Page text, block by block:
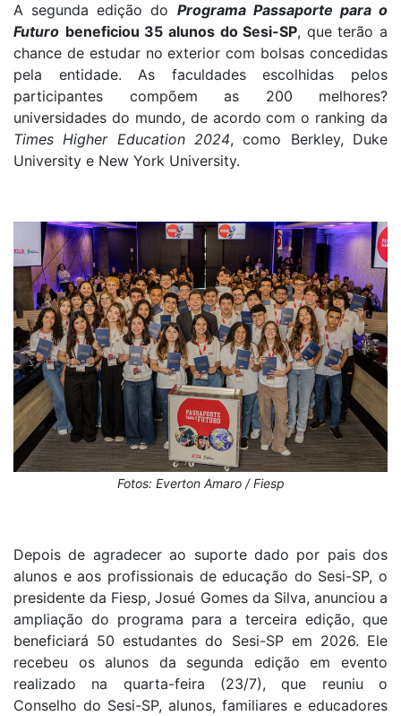
A segunda edição do Programa Passaporte para o
Futuro beneficiou 35 alunos do Sesi-SP, que terão a
chance de estudar no exterior com bolsas concedidas
pela entidade. As faculdades escolhidas pelos
participantes compõem as 200 melhores?
universidades do mundo, de acordo com o ranking da
Times Higher Education 2024, como Berkley, Duke
University e New York University.
Fotos: Everton Amaro / Fiesp
Depois de agradecer ao suporte dado por pais dos
alunos e aos profissionais de educação do Sesi-SP, o
presidente da Fiesp, Josué Gomes da Silva, anunciou a
ampliação do programa para a terceira edição, que
beneficiará 50 estudantes do Sesi-SP em 2026. Ele
recebeu os alunos da segunda edição em evento
realizado na quarta-feira (23/7), que reuniu o
Conselho do Sesi-SP, alunos, familiares e educadores